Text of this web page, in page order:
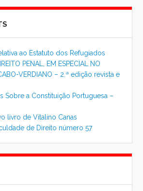
ao Estatuto dos Refugiados
PENAL, EM ESPECIAL NO
VERDIANO – 2.ª edição revista e
Sobre a Constituição Portuguesa –
livro de Vitalino Canas
de Direito número 57